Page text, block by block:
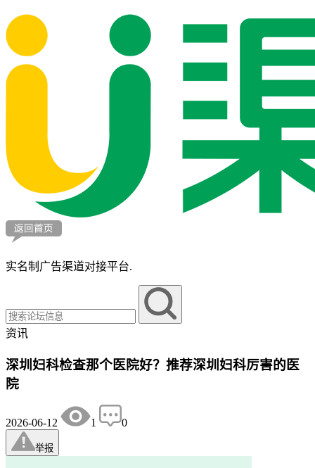
实名制广告渠道对接平台.
资讯
深圳妇科检查那个医院好？推荐深圳妇科厉害的医
院
2026-06-12 1 0
举报